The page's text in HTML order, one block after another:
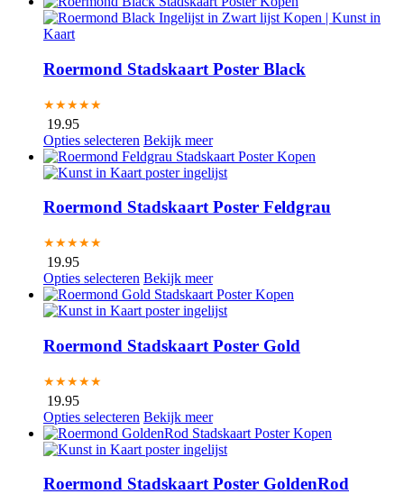
Roermond Stadskaart Poster Black
★★★★★
19.95
Opties selecteren Bekijk meer
Roermond Stadskaart Poster Feldgrau
★★★★★
19.95
Opties selecteren Bekijk meer
Roermond Stadskaart Poster Gold
★★★★★
19.95
Opties selecteren Bekijk meer
Roermond Stadskaart Poster GoldenRod